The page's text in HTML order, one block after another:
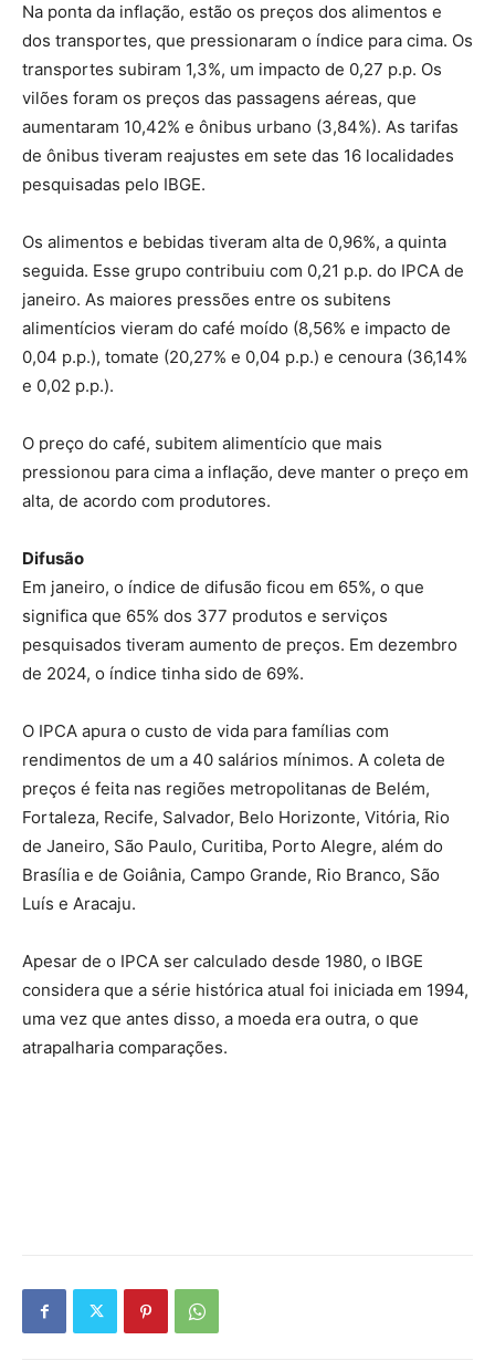
Na ponta da inflação, estão os preços dos alimentos e
dos transportes, que pressionaram o índice para cima. Os
transportes subiram 1,3%, um impacto de 0,27 p.p. Os
vilões foram os preços das passagens aéreas, que
aumentaram 10,42% e ônibus urbano (3,84%). As tarifas
de ônibus tiveram reajustes em sete das 16 localidades
pesquisadas pelo IBGE.
Os alimentos e bebidas tiveram alta de 0,96%, a quinta
seguida. Esse grupo contribuiu com 0,21 p.p. do IPCA de
janeiro. As maiores pressões entre os subitens
alimentícios vieram do café moído (8,56% e impacto de
0,04 p.p.), tomate (20,27% e 0,04 p.p.) e cenoura (36,14%
e 0,02 p.p.).
O preço do café, subitem alimentício que mais
pressionou para cima a inflação, deve manter o preço em
alta, de acordo com produtores.
Difusão
Em janeiro, o índice de difusão ficou em 65%, o que
significa que 65% dos 377 produtos e serviços
pesquisados tiveram aumento de preços. Em dezembro
de 2024, o índice tinha sido de 69%.
O IPCA apura o custo de vida para famílias com
rendimentos de um a 40 salários mínimos. A coleta de
preços é feita nas regiões metropolitanas de Belém,
Fortaleza, Recife, Salvador, Belo Horizonte, Vitória, Rio
de Janeiro, São Paulo, Curitiba, Porto Alegre, além do
Brasília e de Goiânia, Campo Grande, Rio Branco, São
Luís e Aracaju.
Apesar de o IPCA ser calculado desde 1980, o IBGE
considera que a série histórica atual foi iniciada em 1994,
uma vez que antes disso, a moeda era outra, o que
atrapalharia comparações.